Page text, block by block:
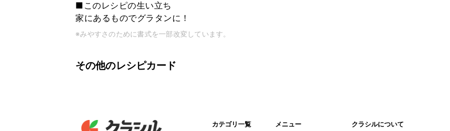
■このレシピの生い立ち
家にあるものでグラタンに！
※みやすさのために書式を一部改変しています。
その他のレシピカード
カテゴリ一覧 メニュー クラシルについて